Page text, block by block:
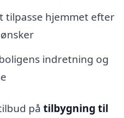
tilpasse hjemmet efter
indretning og
på tilbygning til